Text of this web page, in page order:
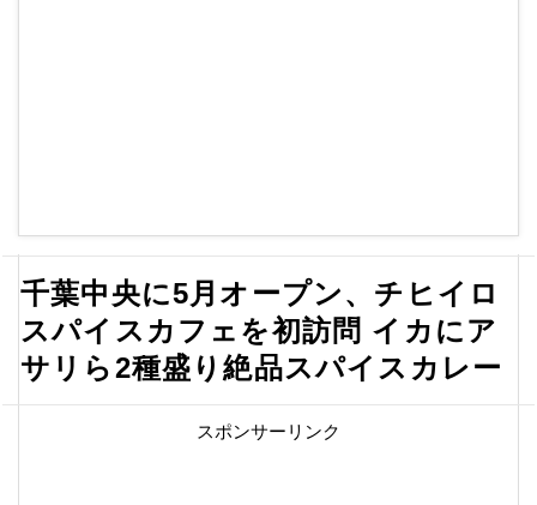
千葉中央に5月オープン、チヒイロ
スパイスカフェを初訪問 イカにア
サリら2種盛り絶品スパイスカレー
スポンサーリンク